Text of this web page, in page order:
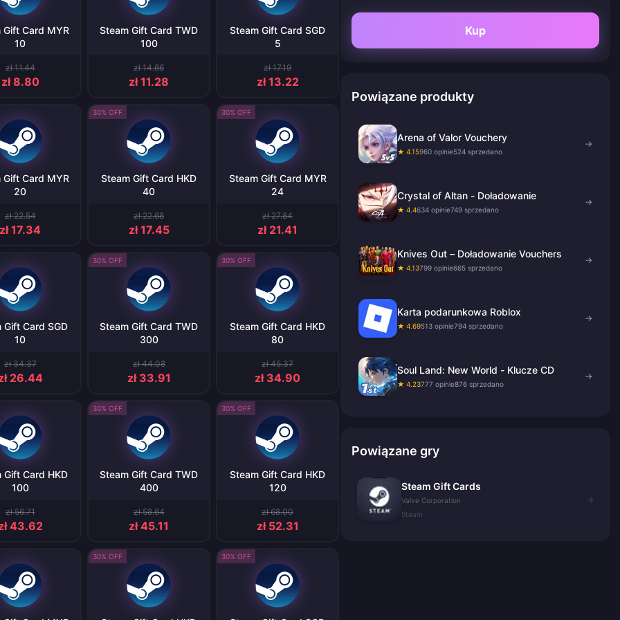
Gift Card MYR
10
zł 11.44
zł 8.80
Steam Gift Card TWD
100
zł 14.66
zł 11.28
Steam Gift Card SGD
5
zł 17.19
zł 13.22
Gift Card MYR
20
zł 22.54
zł 17.34
30% OFF
Steam Gift Card HKD
40
zł 22.68
zł 17.45
30% OFF
Steam Gift Card MYR
24
zł 27.84
zł 21.41
Gift Card SGD
10
zł 34.37
26.44
30% OFF
Steam Gift Card TWD
300
zł 44.08
zł 33.91
30% OFF
Steam Gift Card HKD
80
zł 45.37
zł 34.90
Gift Card HKD
100
zł 56.71
43.62
30% OFF
Steam Gift Card TWD
400
zł 58.64
zł 45.11
30% OFF
Steam Gift Card HKD
120
zł 68.00
zł 52.31
30% OFF 30% OFF
Kup
Powiązane produkty
Arena of Valor Vouchery
★ 4.15960 opinie524 sprzedano
→
Crystal of Altan - Doładowanie
★ 4.4634 opinie749 sprzedano
→
Knives Out – Doładowanie Vouchers
★ 4.13799 opinie665 sprzedano
→
Karta podarunkowa Roblox
★ 4.69513 opinie794 sprzedano
→
Soul Land: New World - Klucze CD
★ 4.23777 opinie876 sprzedano
→
Powiązane gry
Steam Gift Cards
Valve Corporation
Steam
→